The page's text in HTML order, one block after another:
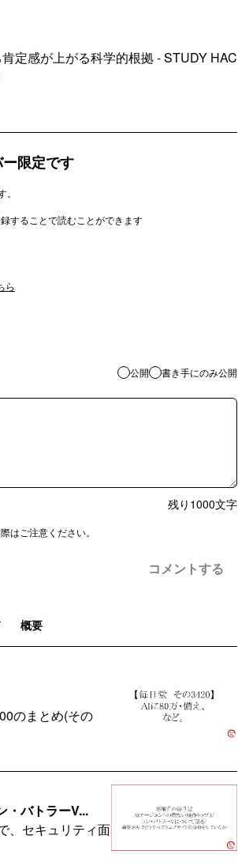
定感が上がる科学的根拠 - STUDY HAC
限定です
することで読むことができます
ら
公開 書き手にのみ公開
残り 1000文字
はご注意ください。
コメントする
概要
のまとめ(その
バトラーV...
、セキュリティ面